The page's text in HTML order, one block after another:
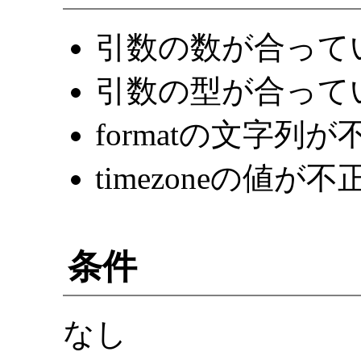
引数の数が合っ
引数の型が合っ
formatの文字列が
timezoneの値が不
条件
なし